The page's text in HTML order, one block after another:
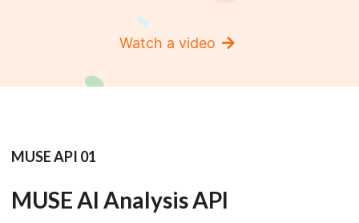
Watch a video
MUSE API 01
MUSE AI Analysis API